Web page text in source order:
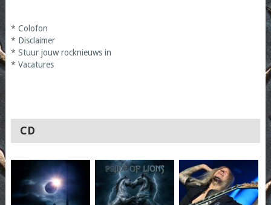
* Colofon
* Disclaimer
* Stuur jouw rocknieuws in
* Vacatures
CD